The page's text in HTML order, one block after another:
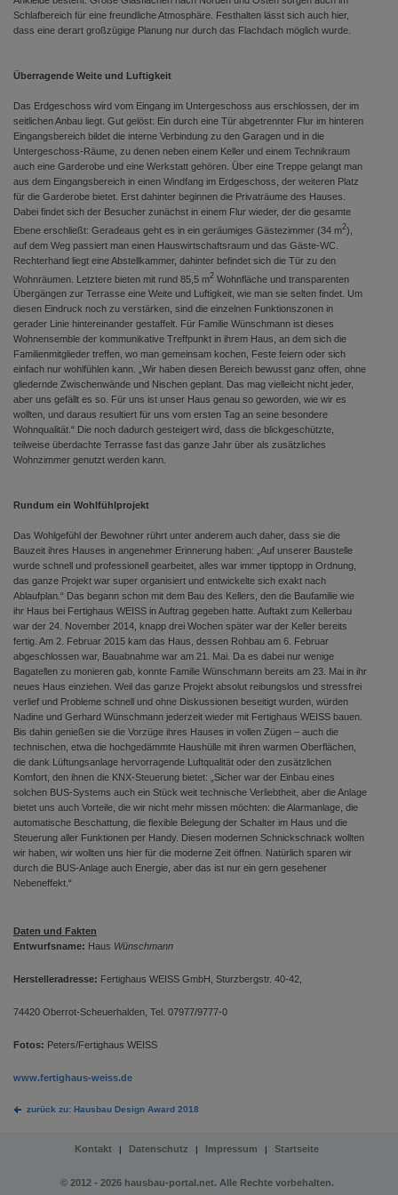
Schlafbereich für eine freundliche Atmosphäre. Festhalten lässt sich auch hier,
dass eine derart großzügige Planung nur durch das Flachdach möglich wurde.
Überragende Weite und Luftigkeit
Das Erdgeschoss wird vom Eingang im Untergeschoss aus erschlossen, der im
seitlichen Anbau liegt. Gut gelöst: Ein durch eine Tür abgetrennter Flur im hinteren
Eingangsbereich bildet die interne Verbindung zu den Garagen und in die
Untergeschoss-Räume, zu denen neben einem Keller und einem Technikraum
auch eine Garderobe und eine Werkstatt gehören. Über eine Treppe gelangt man
aus dem Eingangsbereich in einen Windfang im Erdgeschoss, der weiteren Platz
für die Garderobe bietet. Erst dahinter beginnen die Privaträume des Hauses.
Dabei findet sich der Besucher zunächst in einem Flur wieder, der die gesamte
Ebene erschließt: Geradeaus geht es in ein geräumiges Gästezimmer (34 m2),
auf dem Weg passiert man einen Hauswirtschaftsraum und das Gäste-WC.
Rechterhand liegt eine Abstellkammer, dahinter befindet sich die Tür zu den
Wohnräumen. Letztere bieten mit rund 85,5 m2 Wohnfläche und transparenten
Übergängen zur Terrasse eine Weite und Luftigkeit, wie man sie selten findet. Um
diesen Eindruck noch zu verstärken, sind die einzelnen Funktionszonen in
gerader Linie hintereinander gestaffelt. Für Familie Wünschmann ist dieses
Wohnensemble der kommunikative Treffpunkt in ihrem Haus, an dem sich die
Familienmitglieder treffen, wo man gemeinsam kochen, Feste feiern oder sich
einfach nur wohlfühlen kann. „Wir haben diesen Bereich bewusst ganz offen, ohne
gliedernde Zwischenwände und Nischen geplant. Das mag vielleicht nicht jeder,
aber uns gefällt es so. Für uns ist unser Haus genau so geworden, wie wir es
wollten, und daraus resultiert für uns vom ersten Tag an seine besondere
Wohnqualität.“ Die noch dadurch gesteigert wird, dass die blickgeschützte,
teilweise überdachte Terrasse fast das ganze Jahr über als zusätzliches
Wohnzimmer genutzt werden kann.
Rundum ein Wohlfühlprojekt
Das Wohlgefühl der Bewohner rührt unter anderem auch daher, dass sie die
Bauzeit ihres Hauses in angenehmer Erinnerung haben: „Auf unserer Baustelle
wurde schnell und professionell gearbeitet, alles war immer tipptopp in Ordnung,
das ganze Projekt war super organisiert und entwickelte sich exakt nach
Ablaufplan.“ Das begann schon mit dem Bau des Kellers, den die Baufamilie wie
ihr Haus bei Fertighaus WEISS in Auftrag gegeben hatte. Auftakt zum Kellerbau
war der 24. November 2014, knapp drei Wochen später war der Keller bereits
fertig. Am 2. Februar 2015 kam das Haus, dessen Rohbau am 6. Februar
abgeschlossen war, Bauabnahme war am 21. Mai. Da es dabei nur wenige
Bagatellen zu monieren gab, konnte Familie Wünschmann bereits am 23. Mai in ihr
neues Haus einziehen. Weil das ganze Projekt absolut reibungslos und stressfrei
verlief und Probleme schnell und ohne Diskussionen beseitigt wurden, würden
Nadine und Gerhard Wünschmann jederzeit wieder mit Fertighaus WEISS bauen.
Bis dahin genießen sie die Vorzüge ihres Hauses in vollen Zügen – auch die
technischen, etwa die hochgedämmte Haushülle mit ihren warmen Oberflächen,
die dank Lüftungsanlage hervorragende Luftqualität oder den zusätzlichen
Komfort, den ihnen die KNX-Steuerung bietet: „Sicher war der Einbau eines
solchen BUS-Systems auch ein Stück weit technische Verliebtheit, aber die Anlage
bietet uns auch Vorteile, die wir nicht mehr missen möchten: die Alarmanlage, die
automatische Beschattung, die flexible Belegung der Schalter im Haus und die
Steuerung aller Funktionen per Handy. Diesen modernen Schnickschnack wollten
wir haben, wir wollten uns hier für die moderne Zeit öffnen. Natürlich sparen wir
durch die BUS-Anlage auch Energie, aber das ist nur ein gern gesehener
Nebeneffekt.“
Daten und Fakten
Entwurfsname: Haus Wünschmann
Herstelleradresse: Fertighaus WEISS GmbH, Sturzbergstr. 40-42,
74420 Oberrot-Scheuerhalden, Tel. 07977/9777-0
Fotos: Peters/Fertighaus WEISS
www.fertighaus-weiss.de
zurück zu: Hausbau Design Award 2018
Kontakt | Datenschutz | Impressum | Startseite
© 2012 - 2026 hausbau-portal.net. Alle Rechte vorbehalten.